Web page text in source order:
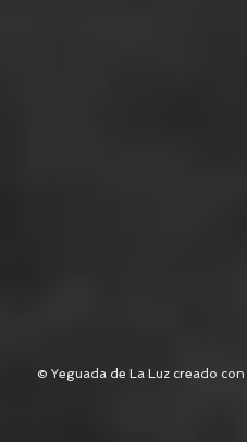
© Yeguada de La Luz creado con